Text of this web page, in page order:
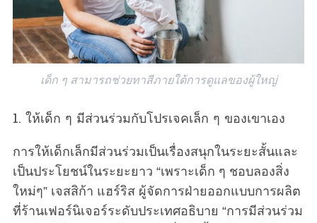
เด็ก ๆ สามารถช่วยทาสีภายใต้การดูแลของผู้ใหญ่
1. ให้เด็ก ๆ มีส่วนร่วมกับโปรเจคเล็ก ๆ ของเขาเอง
การให้เด็กเล็กมีส่วนร่วมเป็นเรื่องสนุกในระยะสั้นและ
เป็นประโยชน์ในระยะยาว “เพราะเด็ก ๆ ชอบลองสิ่ง
ใหม่ๆ” เจสสิก้า แฮร์ริส ผู้จัดการฝ่ายออกแบบการผลิต
ที่ร้านเฟอร์นิเจอร์ระดับประเทศอธิบาย “การมีส่วนร่วม